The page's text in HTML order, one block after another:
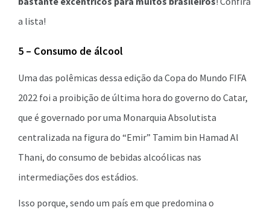
a lista!
5 – Consumo de álcool
Uma das polêmicas dessa edição da Copa do Mundo FIFA
2022 foi a proibição de última hora do governo do Catar,
que é governado por uma Monarquia Absolutista
centralizada na figura do “Emir” Tamim bin Hamad Al
Thani, do consumo de bebidas alcoólicas nas
intermediações dos estádios.
Isso porque, sendo um país em que predomina o